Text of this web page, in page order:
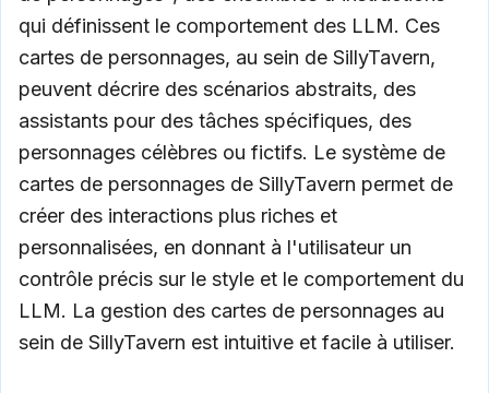
qui définissent le comportement des LLM. Ces
cartes de personnages, au sein de SillyTavern,
peuvent décrire des scénarios abstraits, des
assistants pour des tâches spécifiques, des
personnages célèbres ou fictifs. Le système de
cartes de personnages de SillyTavern permet de
créer des interactions plus riches et
personnalisées, en donnant à l'utilisateur un
contrôle précis sur le style et le comportement du
LLM. La gestion des cartes de personnages au
sein de SillyTavern est intuitive et facile à utiliser.